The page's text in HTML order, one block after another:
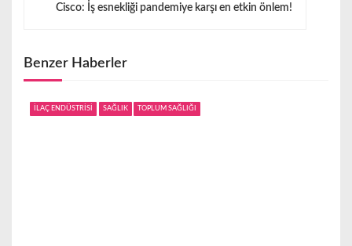
z
Cisco: İş esnekliği pandemiye karşı en etkin önlem!
Benzer Haberler
İLAÇ ENDÜSTRİSİ SAĞLIK TOPLUM SAĞLIĞI